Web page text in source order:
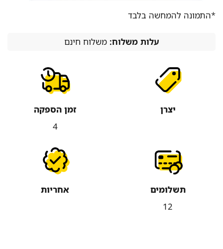
*התמונה להמחשה בלבד
עלות משלוח:משלוח חינם
יצרן
זמן הספקה
4
תשלומים
12
אחריות